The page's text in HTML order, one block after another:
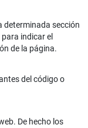
determinada sección
indicar el
de la página.
del código o
De hecho los